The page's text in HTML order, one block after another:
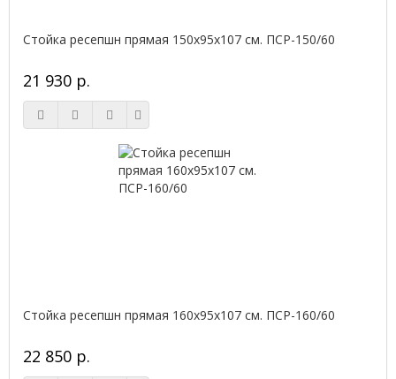
Стойка ресепшн прямая 150х95х107 см. ПСР-150/60
21 930 р.
Стойка ресепшн прямая 160х95х107 см. ПСР-160/60
22 850 р.